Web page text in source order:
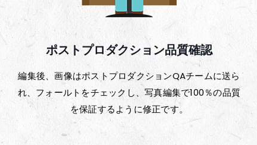
ポストプロダクション品質確認
編集後、画像はポストプロダクションQAチームに送ら
れ、フォールトをチェックし、写真編集で100％の品質
を保証するように修正です。